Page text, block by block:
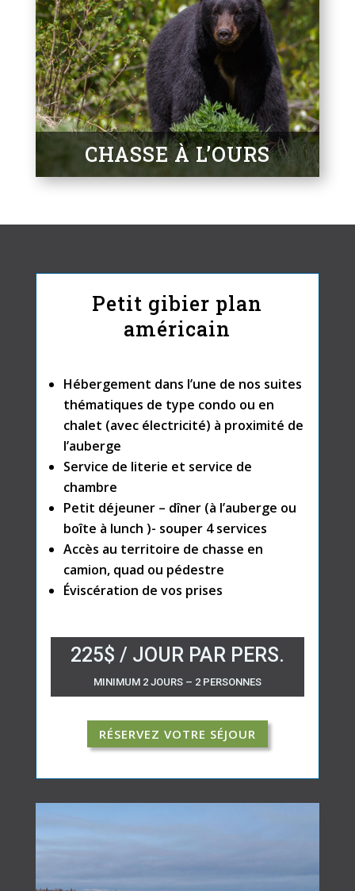
CHASSE À L’OURS
Petit gibier plan
américain
Hébergement dans l’une de nos suites
thématiques de type condo ou en
chalet (avec électricité) à proximité de
l’auberge
Service de literie et service de
chambre
Petit déjeuner – dîner (à l’auberge ou
boîte à lunch )- souper 4 services
Accès au territoire de chasse en
camion, quad ou pédestre
Éviscération de vos prises
225$ / JOUR PAR PERS.
MINIMUM 2 JOURS – 2 PERSONNES
RÉSERVEZ VOTRE SÉJOUR